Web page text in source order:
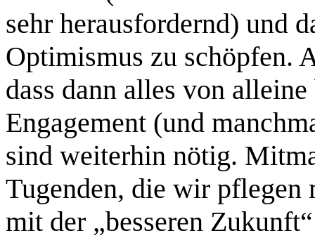
sehr herausfordernd) und
Optimismus zu schöpfen.
dass dann alles von
Engagement (und
sind weiterhin nötig.
Tugenden, die wir pflegen
mit der „besseren